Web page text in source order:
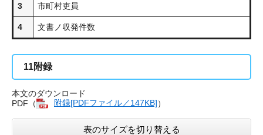
3 市町村吏員
4 文書ノ収発件数
11附録
本文のダウンロード
PDF（
附録[PDFファイル／147KB]）
表のサイズを切り替える